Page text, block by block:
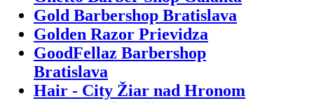
Gold Barbershop Bratislava
Golden Razor Prievidza
GoodFellaz Barbershop
Bratislava
Hair - City Žiar nad Hronom